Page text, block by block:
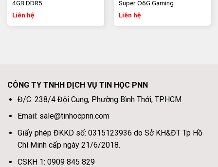
render hình ảnh video, chơi game nặng fifa online 4,
PUBG, GTA, giả lập NOX,…
Hãy liên hệ ngay với chúng tôi để nhận tư vấn miễn phí.
Giờ làm việc:
Thứ 2 – Thứ 6:8h00 – 18h00
Thứ 7:8h00 – 13h00
Chủ nhật:11h00 – 15h30
4GB DDR5
Liên hệ
Super O6G Gaming
Liên hệ
CÔNG TY TNHH DỊCH VỤ TIN HỌC PNN
Đ/C: 238/4 Đội Cung, Phường Bình Thới, TP.HCM
Email: sale@tinhocpnn.com
Giấy phép ĐKKD số: 0315123936 do Sở KH&ĐT Tp Hồ
Chí Minh cấp ngày 21/6/2018.
CSKH 1: 0909 845 829